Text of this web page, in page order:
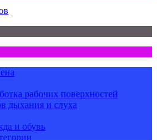
рабочих поверхностей
дыхания и слуха
и обувь